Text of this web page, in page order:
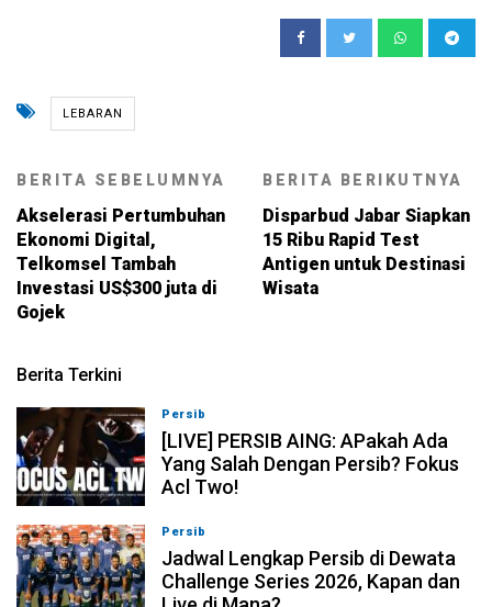
LEBARAN
BERITA SEBELUMNYA
Akselerasi Pertumbuhan
Ekonomi Digital,
Telkomsel Tambah
Investasi US$300 juta di
Gojek
BERITA BERIKUTNYA
Disparbud Jabar Siapkan
15 Ribu Rapid Test
Antigen untuk Destinasi
Wisata
Berita Terkini
Persib
[LIVE] PERSIB AING: APakah Ada
Yang Salah Dengan Persib? Fokus
Acl Two!
Persib
Jadwal Lengkap Persib di Dewata
Challenge Series 2026, Kapan dan